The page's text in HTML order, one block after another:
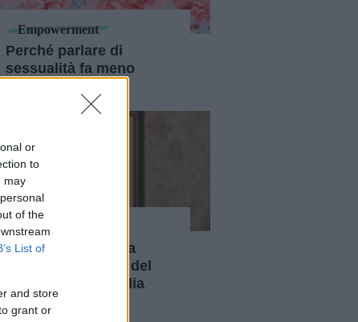
or
to
may
of the
List of
and store
grant or
Empowerment
Perché parlare di
sessualità fa meno
Empowerment
Chi era Anna Maria
Mozzoni, pioniera del
femminismo in Italia